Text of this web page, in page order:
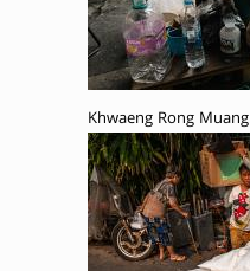
Khwaeng Rong Muang